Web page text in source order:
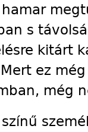
s
kitárt
ez
még